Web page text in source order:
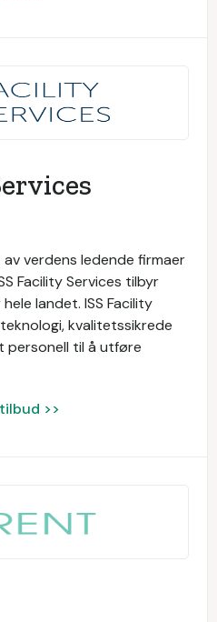
av verdens ledende firmaer
Facility Services tilbyr
landet. ISS Facility
kvalitetssikrede
til å utføre
>>